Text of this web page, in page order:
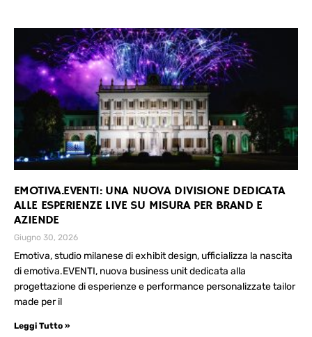
EMOTIVA.EVENTI: UNA NUOVA DIVISIONE DEDICATA
ALLE ESPERIENZE LIVE SU MISURA PER BRAND E
AZIENDE
Giugno 30, 2026
Emotiva, studio milanese di exhibit design, ufficializza la nascita
di emotiva.EVENTI, nuova business unit dedicata alla
progettazione di esperienze e performance personalizzate tailor
made per il
Leggi Tutto »